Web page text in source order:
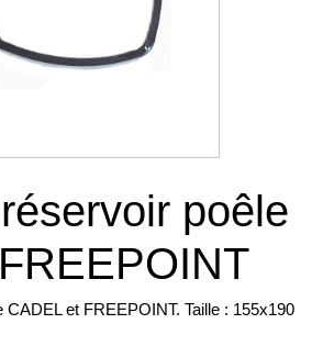
et FREEPOINT. Taille : 155x190